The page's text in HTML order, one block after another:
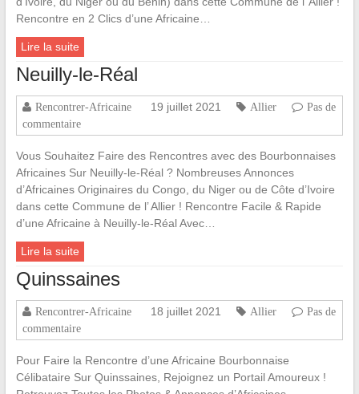
Rencontre en 2 Clics d’une Africaine…
Lire la suite
Neuilly-le-Réal
Rencontrer-Africaine 19 juillet 2021 Allier
Pas de
commentaire
Vous Souhaitez Faire des Rencontres avec des Bourbonnaises
Africaines Sur Neuilly-le-Réal ? Nombreuses Annonces
d’Africaines Originaires du Congo, du Niger ou de Côte d’Ivoire
dans cette Commune de l’ Allier ! Rencontre Facile & Rapide
d’une Africaine à Neuilly-le-Réal Avec…
Lire la suite
Quinssaines
Rencontrer-Africaine 18 juillet 2021 Allier
Pas de
commentaire
Pour Faire la Rencontre d’une Africaine Bourbonnaise
Célibataire Sur Quinssaines, Rejoignez un Portail Amoureux !